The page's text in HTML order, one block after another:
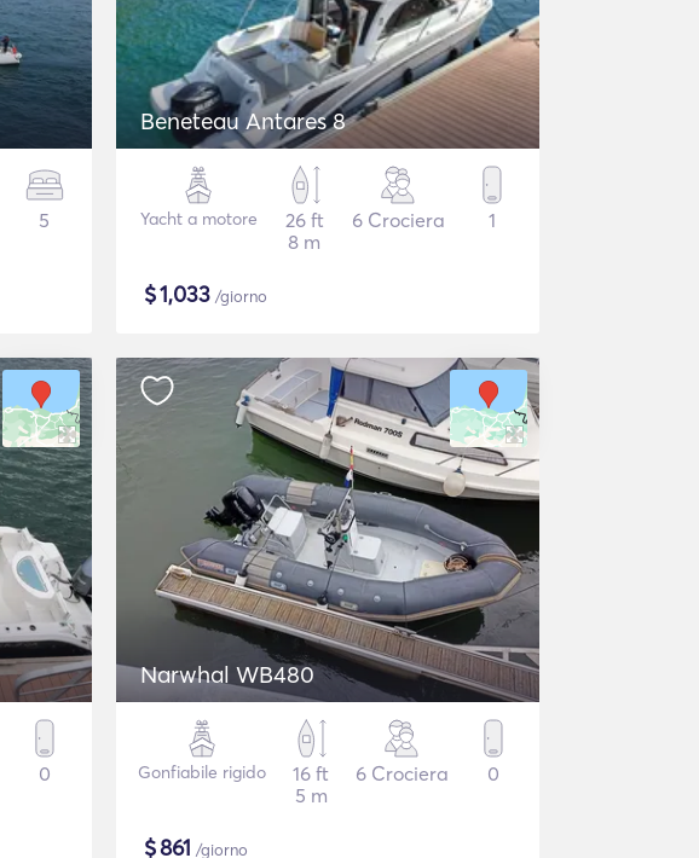
5
Beneteau Antares 8
Yacht a motore
26 ft
8 m
6 Crociera 1
$1,033 /giorno
0
Narwhal WB480
Gonfiabile rigido
16 ft
5 m
6 Crociera 0
$861 /giorno